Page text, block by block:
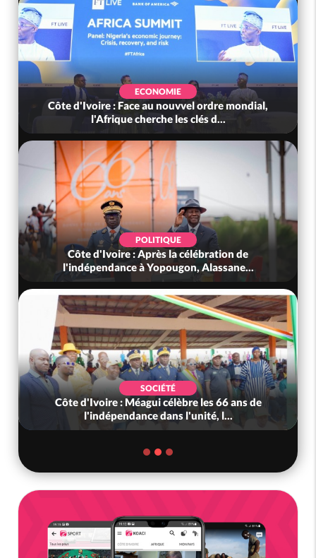
ECONOMIE
Côte d'Ivoire : Face au nouvvel ordre mondial,
l'Afrique cherche les clés d...
POLITIQUE
Côte d'Ivoire : Après la célébration de
l'indépendance à Yopougon, Alassane...
SOCIÉTÉ
Côte d'Ivoire : Méagui célèbre les 66 ans de
l'indépendance dans l'unité, l...